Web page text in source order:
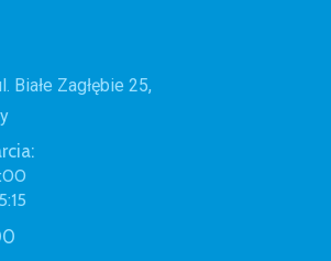
Białe Zagłębie 25,